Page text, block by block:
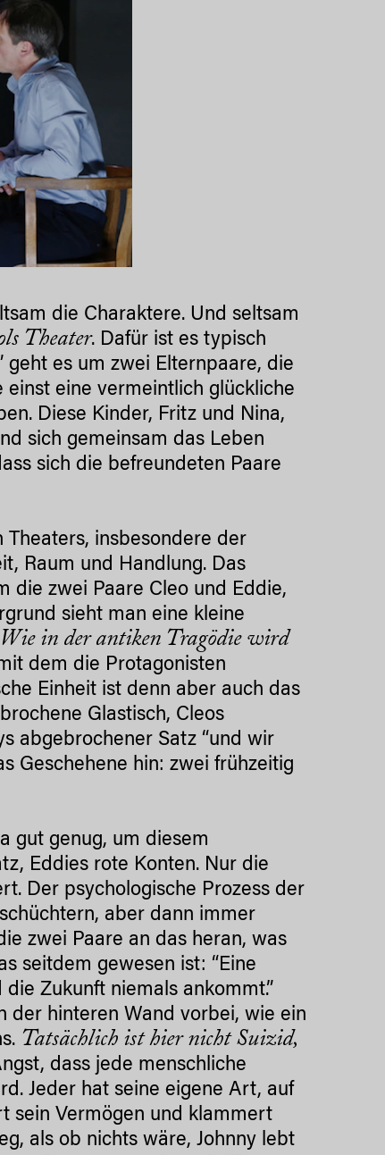
die Charaktere. Und seltsam
Theater. Dafür ist es typisch
geht es um zwei Elternpaare, die
einst eine vermeintlich glückliche
Diese Kinder, Fritz und Nina,
sich gemeinsam das Leben
sich die befreundeten Paare
insbesondere der
Raum und Handlung. Das
die zwei Paare Cleo und Eddie,
sieht man eine kleine
Wie in der antiken Tragödie wird
dem die Protagonisten
Einheit ist denn aber auch das
Glastisch, Cleos
abgebrochener Satz “und wir
Geschehene hin: zwei frühzeitig
gut genug, um diesem
Eddies rote Konten. Nur die
Der psychologische Prozess der
aber dann immer
zwei Paare an das heran, was
seitdem gewesen ist: “Eine
Zukunft niemals ankommt.”
der hinteren Wand vorbei, wie ein
Tatsächlich ist hier nicht Suizid,
dass jede menschliche
Jeder hat seine eigene Art, auf
sein Vermögen und klammert
als ob nichts wäre, Johnny lebt